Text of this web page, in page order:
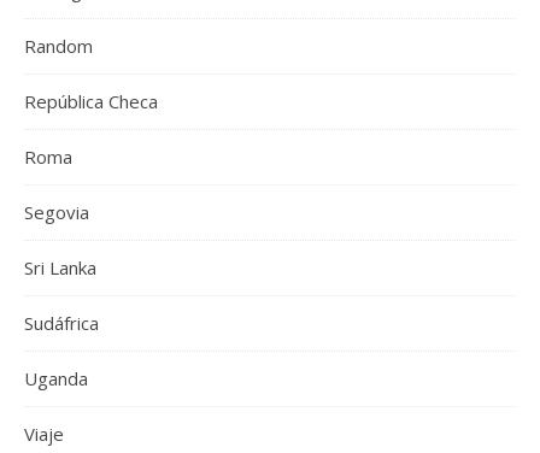
Random
República Checa
Roma
Segovia
Sri Lanka
Sudáfrica
Uganda
Viaje